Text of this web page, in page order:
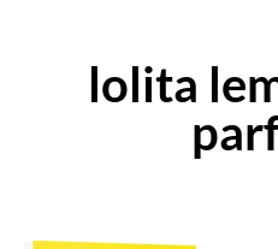
lolita